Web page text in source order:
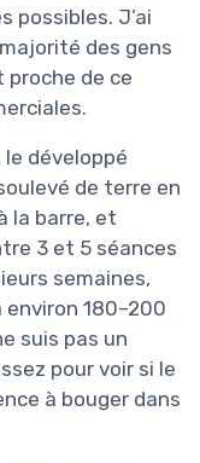
possibles. J’ai
des gens
de ce
le développé
de terre en
la barre, et
3 et 5 séances
semaines,
environ 180–200
suis pas un
pour voir si le
à bouger dans